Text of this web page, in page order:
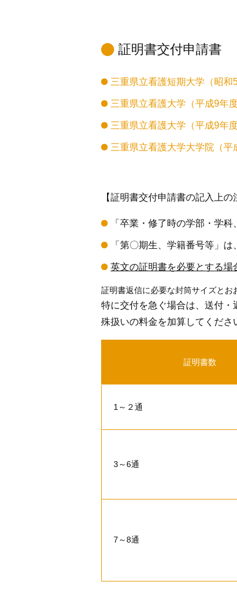
証明書交付申請書
三重県立看護短期大学（昭和
三重県立看護大学（平成9年
三重県立看護大学（平成9年
三重県立看護大学大学院（平
【証明書交付申請書の記入上の
「卒業・修了時の学部・学
「第〇期生、学籍番号等」
英文の証明書を必要とする場
証明書返信に必要な封筒サイズとお
特に交付を急ぐ場合は、送付
殊扱いの料金を加算してくださ
証明書数
1～２通
3～6通
7～8通